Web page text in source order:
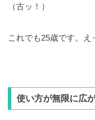
（古ッ！）
これでも25歳です。え
使い方が無限に広